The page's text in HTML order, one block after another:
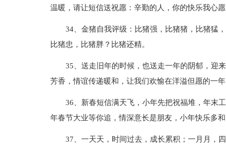
温暖，请让短信送祝愿：辛勤的人，你的快乐我心愿
34、金猪自我评级：比猪强，比猪猪，比猪猛
比猪忠，比猪胖？比猪还精。
35、送走旧年的时候，也送走一年的阴郁，迎
芳香，情谊传递暖和，让我们欢愉在洋溢但愿的一
36、新春短信满天飞，小年先把祝福堆，年末
年春节大业等你追，情深意长是朋友，小年快乐多和
37、一天天，时间过去，成长累积；一月月，